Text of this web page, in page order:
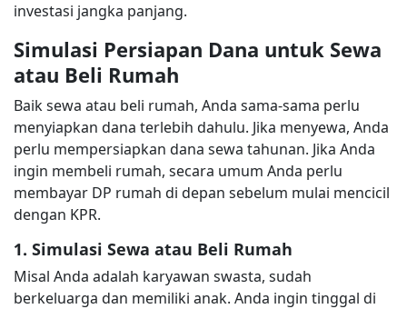
investasi jangka panjang.
Simulasi Persiapan Dana untuk Sewa
atau Beli Rumah
Baik sewa atau beli rumah, Anda sama-sama perlu
menyiapkan dana terlebih dahulu. Jika menyewa, Anda
perlu mempersiapkan dana sewa tahunan. Jika Anda
ingin membeli rumah, secara umum Anda perlu
membayar DP rumah di depan sebelum mulai mencicil
dengan KPR.
1. Simulasi Sewa atau Beli Rumah
Misal Anda adalah karyawan swasta, sudah
berkeluarga dan memiliki anak. Anda ingin tinggal di